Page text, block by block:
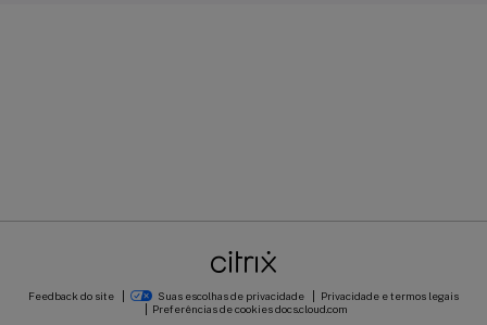
Feedback do site Suas escolhas de privacidade
Privacidade e termos legais
Preferências de cookiesdocs.cloud.com